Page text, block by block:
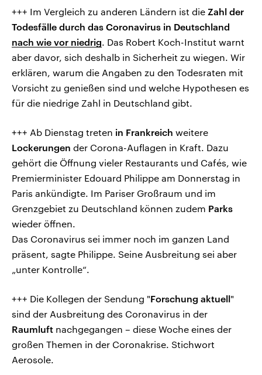
+++ Im Vergleich zu anderen Ländern ist die Zahl der
Todesfälle durch das Coronavirus in Deutschland
nach wie vor niedrig. Das Robert Koch-Institut warnt
aber davor, sich deshalb in Sicherheit zu wiegen. Wir
erklären, warum die Angaben zu den Todesraten mit
Vorsicht zu genießen sind und welche Hypothesen es
für die niedrige Zahl in Deutschland gibt.
+++ Ab Dienstag treten in Frankreich weitere
Lockerungen der Corona-Auflagen in Kraft. Dazu
gehört die Öffnung vieler Restaurants und Cafés, wie
Premierminister Edouard Philippe am Donnerstag in
Paris ankündigte. Im Pariser Großraum und im
Grenzgebiet zu Deutschland können zudem Parks
wieder öffnen.
Das Coronavirus sei immer noch im ganzen Land
präsent, sagte Philippe. Seine Ausbreitung sei aber
„unter Kontrolle“.
+++ Die Kollegen der Sendung "Forschung aktuell"
sind der Ausbreitung des Coronavirus in der
Raumluft nachgegangen – diese Woche eines der
großen Themen in der Coronakrise. Stichwort
Aerosole.